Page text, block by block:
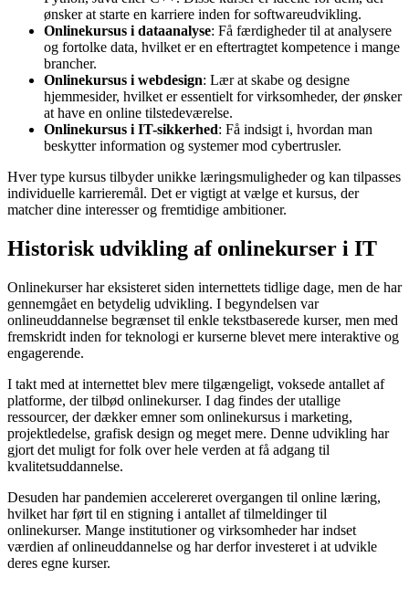
ønsker at starte en karriere inden for softwareudvikling.
Onlinekursus i dataanalyse: Få færdigheder til at analysere
og fortolke data, hvilket er en eftertragtet kompetence i mange
brancher.
Onlinekursus i webdesign: Lær at skabe og designe
hjemmesider, hvilket er essentielt for virksomheder, der ønsker
at have en online tilstedeværelse.
Onlinekursus i IT-sikkerhed: Få indsigt i, hvordan man
beskytter information og systemer mod cybertrusler.
Hver type kursus tilbyder unikke læringsmuligheder og kan tilpasses
individuelle karrieremål. Det er vigtigt at vælge et kursus, der
matcher dine interesser og fremtidige ambitioner.
Historisk udvikling af onlinekurser i IT
Onlinekurser har eksisteret siden internettets tidlige dage, men de har
gennemgået en betydelig udvikling. I begyndelsen var
onlineuddannelse begrænset til enkle tekstbaserede kurser, men med
fremskridt inden for teknologi er kurserne blevet mere interaktive og
engagerende.
I takt med at internettet blev mere tilgængeligt, voksede antallet af
platforme, der tilbød onlinekurser. I dag findes der utallige
ressourcer, der dækker emner som onlinekursus i marketing,
projektledelse, grafisk design og meget mere. Denne udvikling har
gjort det muligt for folk over hele verden at få adgang til
kvalitetsuddannelse.
Desuden har pandemien accelereret overgangen til online læring,
hvilket har ført til en stigning i antallet af tilmeldinger til
onlinekurser. Mange institutioner og virksomheder har indset
værdien af onlineuddannelse og har derfor investeret i at udvikle
deres egne kurser.